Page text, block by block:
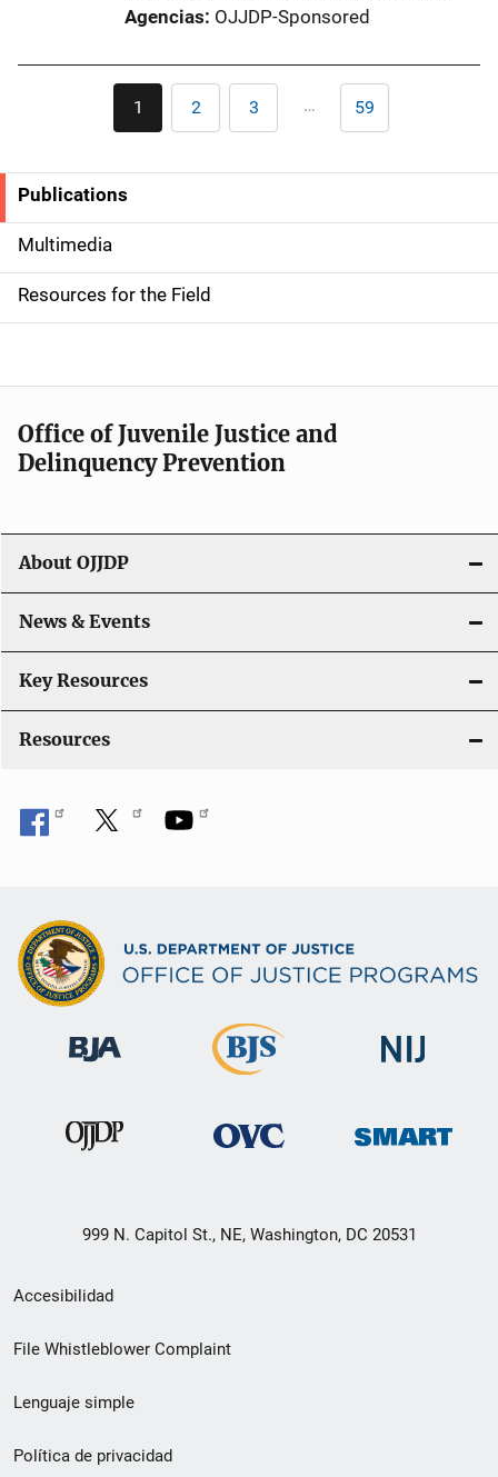
Agencias OJJDP-Sponsored
Paginación
Página
actual
1 Página
2 Página
3 … Última
página
59
S
i
d
e
n
a
v
g
a
t
i
o
Publications
Multimedia
Resources for the Field
Office of Juvenile Justice and
Delinquency Prevention
About OJJDP
News & Events
Key Resources
Resources
999 N. Capitol St., NE, Washington, DC 20531
Menú
de
de
pie
Accesibilidad
File Whistleblower Complaint
Lenguaje simple
Política de privacidad